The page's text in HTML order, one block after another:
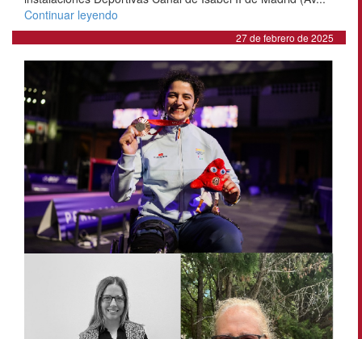
Continuar leyendo
27 de febrero de 2025